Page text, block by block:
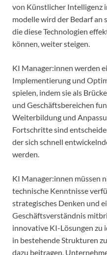
von Künstlicher Intelligenz
modelle wird der Bedarf an
die diese Technologien
können, weiter steigen.
KI Manager:innen werden
Implementierung und
spielen, indem sie als
und Geschäftsbereichen
Weiterbildung und
Fortschritte sind
der sich schnell
werden.
KI Manager:innen müssen
technische Kenntnisse
strategisches Denken und
Geschäftsverständnis
innovative KI-Lösungen zu
in bestehende Strukturen
dazu beitragen,